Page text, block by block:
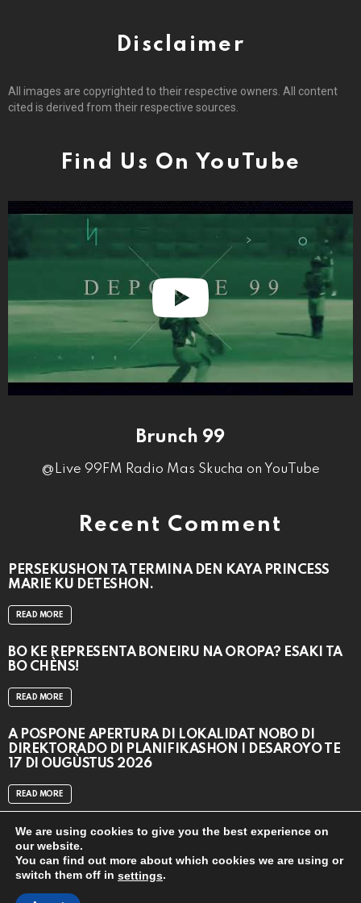
Disclaimer
All images are copyrighted to their respective owners. All content
cited is derived from their respective sources.
Find Us On YouTube
Brunch 99
@Live 99FM Radio Mas Skucha on YouTube
Recent Comment
PERSEKUSHON TA TERMINA DEN KAYA PRINCESS
MARIE KU DETESHON.
READ MORE
BO KE REPRESENTÁ BONEIRU NA OROPA? ESAKI TA
BO CHÈNS!
READ MORE
A POSPONÉ APERTURA DI LOKALIDAT NOBO DI
DIREKTORADO DI PLANIFIKASHON I DESAROYO TE
17 DI OUGÙSTUS 2026
READ MORE
© 2024
We are using cookies to give you the best experience on
our website.
You can find out more about which cookies we are using or
switch them off in settings.